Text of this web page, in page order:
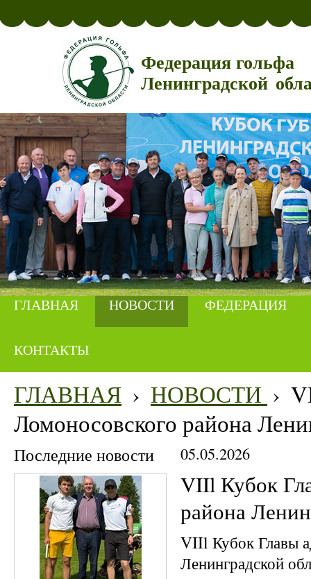
Федерация гольфа
Ленинградской
ГЛАВНАЯ НОВОСТИ ФЕДЕРАЦИЯ
КОНТАКТЫ
ГЛАВНАЯ › НОВОСТИ ›
Ломоносовского района
Последние новости 05.05.2026
VIIl Кубок
района
VIIl Кубок Главы
Ленинградской